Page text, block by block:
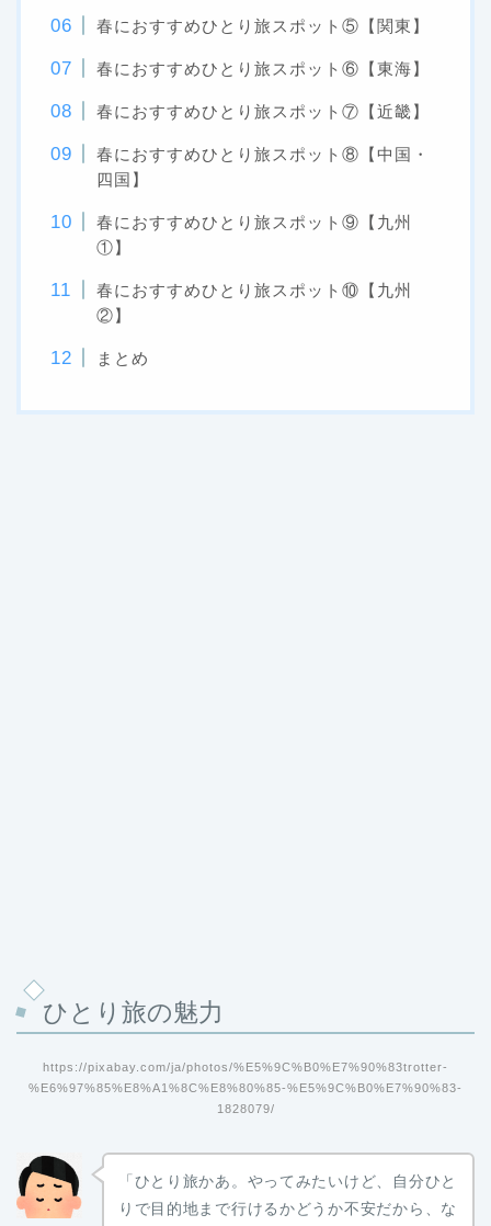
春におすすめひとり旅スポット⑤【関東】
春におすすめひとり旅スポット⑥【東海】
春におすすめひとり旅スポット⑦【近畿】
春におすすめひとり旅スポット⑧【中国・
四国】
春におすすめひとり旅スポット⑨【九州
①】
春におすすめひとり旅スポット⑩【九州
②】
まとめ
ひとり旅の魅力
https://pixabay.com/ja/photos/%E5%9C%B0%E7%90%83trotter-
%E6%97%85%E8%A1%8C%E8%80%85-%E5%9C%B0%E7%90%83-
1828079/
「ひとり旅かあ。やってみたいけど、自分ひと
りで目的地まで行けるかどうか不安だから、な